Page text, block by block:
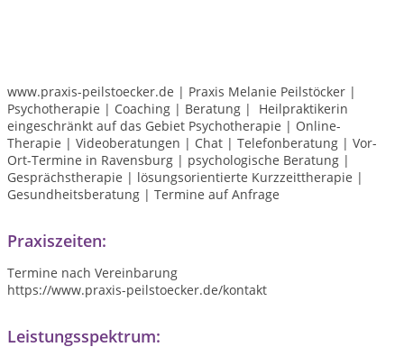
www.praxis-peilstoecker.de | Praxis Melanie Peilstöcker |
Psychotherapie | Coaching | Beratung | Heilpraktikerin
eingeschränkt auf das Gebiet Psychotherapie | Online-
Therapie | Videoberatungen | Chat | Telefonberatung | Vor-
Ort-Termine in Ravensburg | psychologische Beratung |
Gesprächstherapie | lösungsorientierte Kurzzeittherapie |
Gesundheitsberatung | Termine auf Anfrage
Praxiszeiten:
Termine nach Vereinbarung
https://www.praxis-peilstoecker.de/kontakt
Leistungsspektrum: